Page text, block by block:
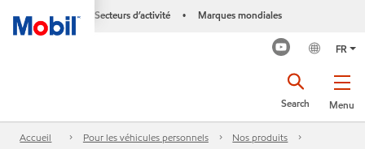
Secteurs d’activité • Marques mondiales
FR
Menu
Search
Accueil Pour les véhicules personnels
Nos produits